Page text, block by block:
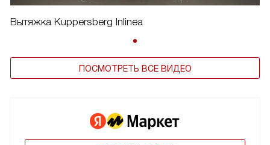
Вытяжка Kuppersberg Inlinea
ПОСМОТРЕТЬ ВСЕ ВИДЕО